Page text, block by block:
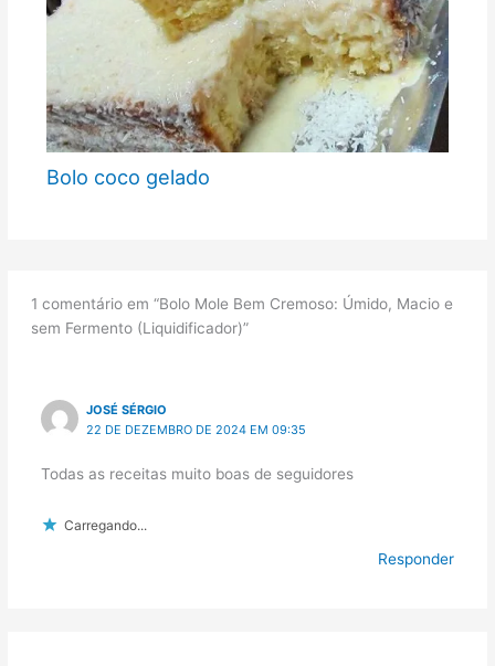
Bolo coco gelado
1 comentário em “Bolo Mole Bem Cremoso: Úmido, Macio e
sem Fermento (Liquidificador)”
JOSÉ SÉRGIO
22 DE DEZEMBRO DE 2024 EM 09:35
Todas as receitas muito boas de seguidores
Carregando...
Responder